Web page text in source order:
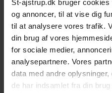
St-ajstrup.dk bruger
og annoncer, til at vise dig
til at analysere vores trafik.
din brug af vores
for sociale medier,
analysepartnere. Vores
data med andre
de har indsamlet fra din
Teknisk
- Produktserie 7000 Series
- Tørresystem med
- Energiklasse A
- Energiklasse, kommercielt A
- Energiklasse, vask/tør D
- Eco 40-60, hel fyldning, kg 9
- Tørrekapacitet, kg. 5